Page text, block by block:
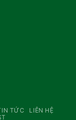
TỨC
LIÊN HỆ